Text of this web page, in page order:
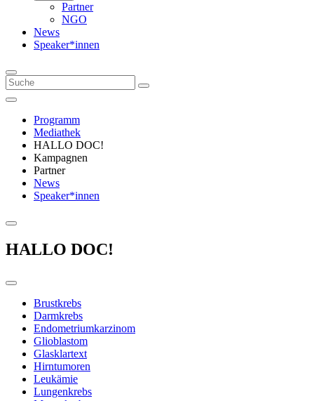
Partner
NGO
News
Speaker*innen
Programm
Mediathek
HALLO DOC!
Kampagnen
Partner
News
Speaker*innen
HALLO DOC!
Brustkrebs
Darmkrebs
Endometriumkarzinom
Glioblastom
Glasklartext
Hirntumoren
Leukämie
Lungenkrebs